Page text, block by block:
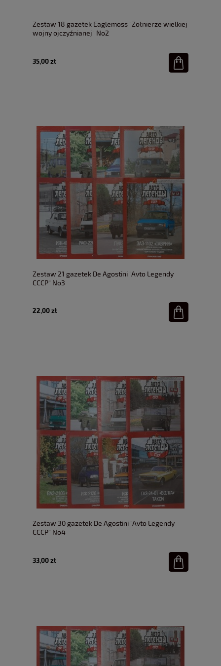
Zestaw 18 gazetek Eaglemoss "Żołnierze wielkiej
wojny ojczyźnianej" No2
35,00 zł
Zestaw 21 gazetek De Agostini "Avto Legendy
CCCP" No3
22,00 zł
Zestaw 30 gazetek De Agostini "Avto Legendy
CCCP" No4
33,00 zł